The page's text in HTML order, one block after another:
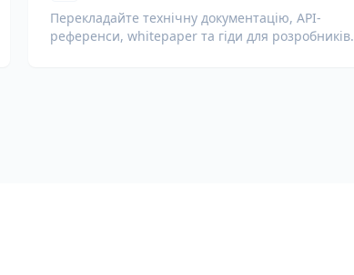
Перекладайте технічну документацію, API-
референси, whitepaper та гіди для розробників,